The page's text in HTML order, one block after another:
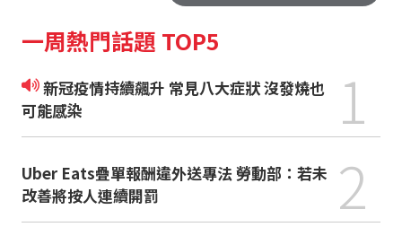
一周熱門話題 TOP5
新冠疫情持續飆升 常見八大症狀 沒發燒也
可能感染
1
Uber Eats疊單報酬違外送專法 勞動部：若未
改善將按人連續開罰
2